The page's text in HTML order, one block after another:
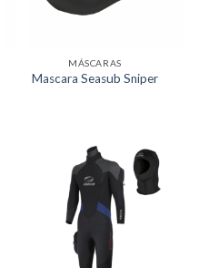
MÁSCARAS
Mascara Seasub Sniper